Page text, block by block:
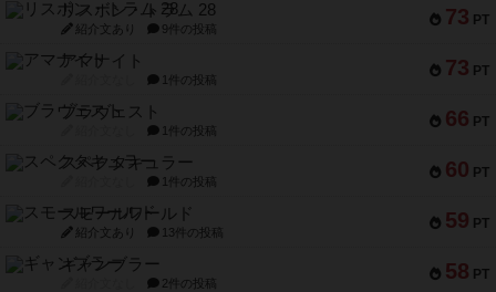
73 PT
リスボン・トラム 28
紹介文あり 9件の投稿
73 PT
アマナイト
1件の投稿
66 PT
ブラヴェスト
1件の投稿
60 PT
スペクタキュラー
1件の投稿
59 PT
スモールワールド
紹介文あり 13件の投稿
58 PT
ギャンブラー
2件の投稿